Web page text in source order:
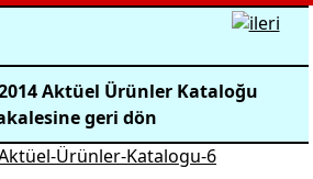
Aktüel Ürünler Kataloğu
geri dön